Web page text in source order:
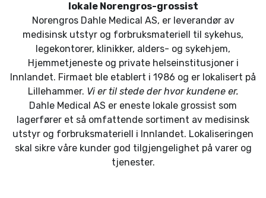
lokale Norengros-grossist
Norengros Dahle Medical AS, er leverandør av
medisinsk utstyr og forbruksmateriell til sykehus,
legekontorer, klinikker, alders- og sykehjem,
Hjemmetjeneste og private helseinstitusjoner i
Innlandet. Firmaet ble etablert i 1986 og er lokalisert på
Lillehammer. Vi er til stede der hvor kundene er.
Dahle Medical AS er eneste lokale grossist som
lagerfører et så omfattende sortiment av medisinsk
utstyr og forbruksmateriell i Innlandet. Lokaliseringen
skal sikre våre kunder god tilgjengelighet på varer og
tjenester.